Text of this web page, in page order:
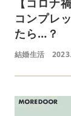
【コロナ
コンプレ
たら…？
結婚生活